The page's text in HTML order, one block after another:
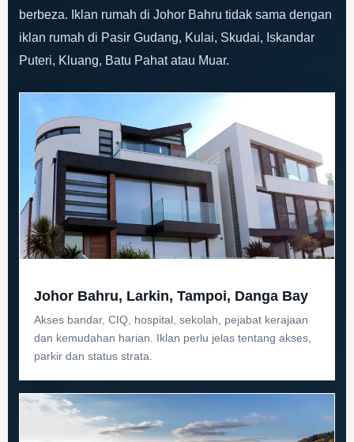
berbeza. Iklan rumah di Johor Bahru tidak sama dengan
iklan rumah di Pasir Gudang, Kulai, Skudai, Iskandar
Puteri, Kluang, Batu Pahat atau Muar.
Johor Bahru, Larkin, Tampoi, Danga Bay
Akses bandar, CIQ, hospital, sekolah, pejabat kerajaan
dan kemudahan harian. Iklan perlu jelas tentang akses,
parkir dan status strata.